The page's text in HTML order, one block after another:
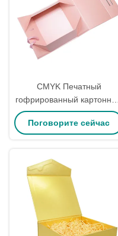
CMYK Печатный
гофрированный картонный
складный подарочный
ящик / прямоугольная
Поговорите сейчас